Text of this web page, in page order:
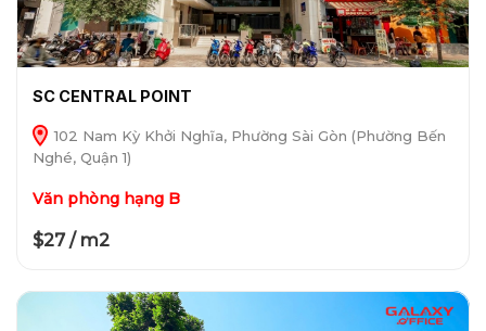
SC CENTRAL POINT
102 Nam Kỳ Khởi Nghĩa, Phường Sài Gòn (Phường Bến
Nghé, Quận 1)
Văn phòng hạng B
$27 / m2